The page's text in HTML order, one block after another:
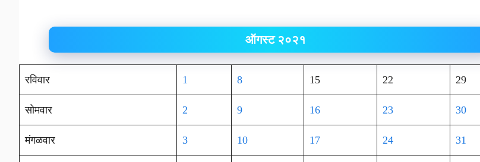
ऑगस्ट २०२१
रविवार 1 8 15 22 29
सोमवार 2 9 16 23 30
मंगळवार 3 10 17 24 31